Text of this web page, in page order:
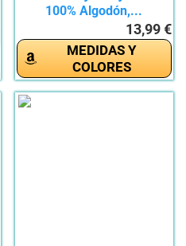
100% Algodón,...
13,99 €
MEDIDAS Y
COLORES